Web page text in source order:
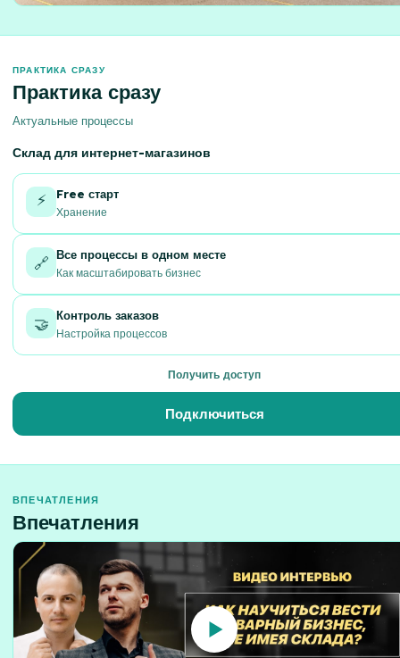
ПРАКТИКА СРАЗУ
Практика сразу
Актуальные процессы
Склад для интернет-магазинов
⚡ Free старт
Хранение
🔗 Все процессы в одном месте
Как масштабировать бизнес
🤝 Контроль заказов
Настройка процессов
Получить доступ
Подключиться
ВПЕЧАТЛЕНИЯ
Впечатления